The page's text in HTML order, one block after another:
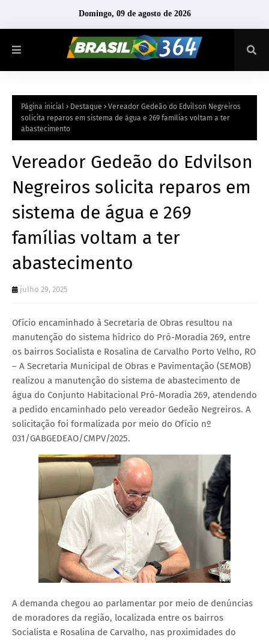
Domingo, 09 de agosto de 2026
Página inicial Destaque
Vereador Gedeão do Edvilson Negreiros
solicita reparos em sistema de água e 269 famílias voltam a ter
abastecimento
Vereador Gedeão do Edvilson
Negreiros solicita reparos em
sistema de água e 269
famílias voltam a ter
abastecimento
julho 29, 2025
Ofício encaminhado à Secretaria de Obras resultou na
manutenção do sistema hídrico do Pró-Moradia 269, entre
os bairros Socialista e Rosalina de Carvalho Porto Velho, RO
– A Secretaria Municipal de Obras e Pavimentação (SEMOB)
realizou a manutenção do sistema de abastecimento de
água do Conjunto Habitacional Pró-Moradia 269, atendendo
a pedido encaminhado pelo vereador Gedeão Negreiros. A
solicitação foi formalizada por meio do Ofício nº
031/GABGEDEAO/CMPV/2025.
A demanda chegou ao parlamentar por meio de denúncias
de moradores da região, localizada entre os bairros
Socialista e Rosalina de Carvalho, nas proximidades do